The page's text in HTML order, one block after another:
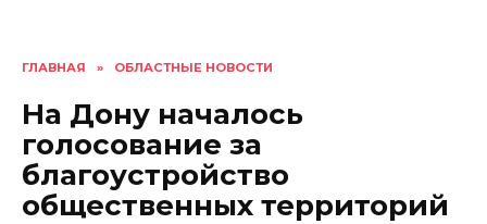
ГЛАВНАЯ » ОБЛАСТНЫЕ НОВОСТИ
На Дону началось
голосование за
благоустройство
общественных территорий